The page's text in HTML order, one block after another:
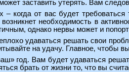
заставить утерять. Вам
– когда от вас будет
необходимость в
однако нервы может и
удаваться решать свои
на удачу. Главное, чтобы
год. Вам будет удаваться
брать от жизни то, что вы